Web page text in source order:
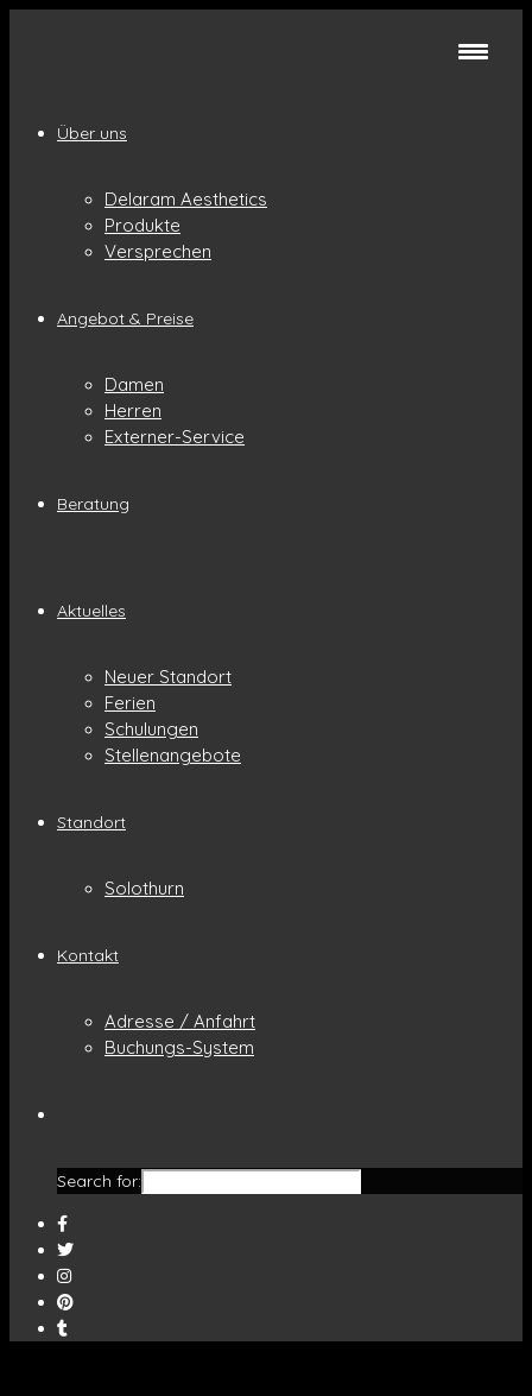
Über uns
Delaram Aesthetics
Produkte
Versprechen
Angebot & Preise
Damen
Herren
Externer-Service
Beratung
Aktuelles
Neuer Standort
Ferien
Schulungen
Stellenangebote
Standort
Solothurn
Kontakt
Adresse / Anfahrt
Buchungs-System
Search for: